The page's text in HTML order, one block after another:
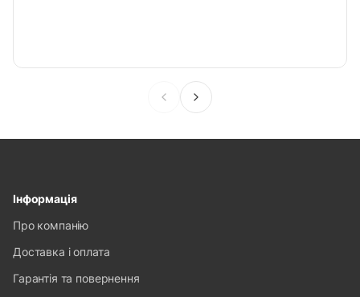
Інформація
Про компанію
Доставка і оплата
Гарантія та повернення